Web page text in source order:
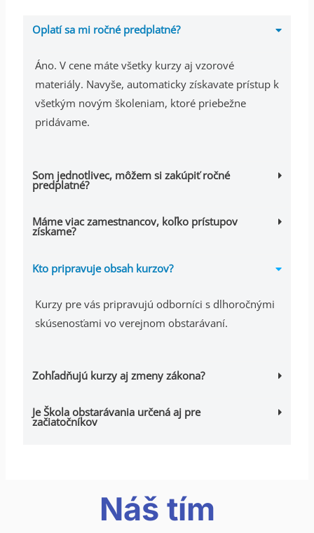
Oplatí sa mi ročné predplatné?
Áno. V cene máte všetky kurzy aj vzorové
materiály. Navyše, automaticky získavate prístup k
všetkým novým školeniam, ktoré priebežne
pridávame.
Som jednotlivec, môžem si zakúpiť ročné
predplatné?
Máme viac zamestnancov, koľko prístupov
získame?
Kto pripravuje obsah kurzov?
Kurzy pre vás pripravujú odborníci s dlhoročnými
skúsenosťami vo verejnom obstarávaní.
Zohľadňujú kurzy aj zmeny zákona?
Je Škola obstarávania určená aj pre
začiatočníkov
Náš tím